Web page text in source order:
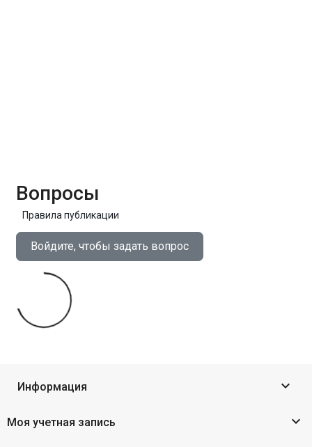
Вопросы
Правила публикации
Войдите, чтобы задать вопрос
Информация 
Моя учетная запись 